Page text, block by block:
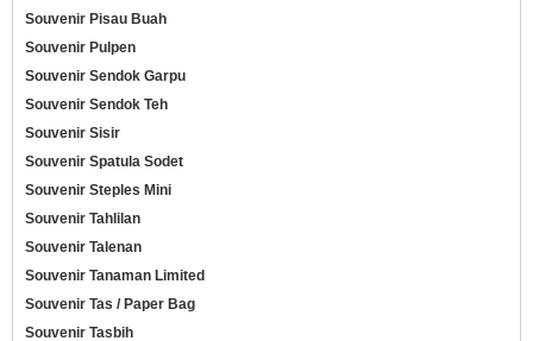
Souvenir Pisau Buah
Souvenir Pulpen
Souvenir Sendok Garpu
Souvenir Sendok Teh
Souvenir Sisir
Souvenir Spatula Sodet
Souvenir Steples Mini
Souvenir Tahlilan
Souvenir Talenan
Souvenir Tanaman Limited
Souvenir Tas / Paper Bag
Souvenir Tasbih